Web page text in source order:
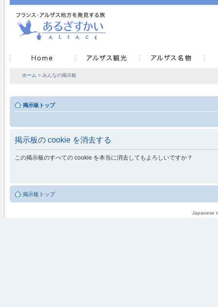
ホーム > みんなの掲示板
掲示板トップ
掲示板の cookie を消去する
この掲示板のすべての cookie を本当に消去してもよろしいですか？
掲示板トップ
Japanese